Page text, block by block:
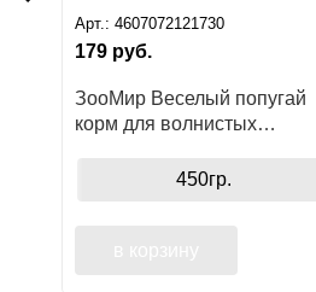
Арт.: 4607072121730
179 руб.
ЗооМир Веселый попугай
корм для волнистых
450гр.